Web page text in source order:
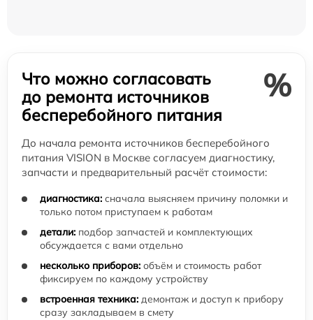
Что можно согласовать
до ремонта источников
бесперебойного питания
%
До начала ремонта источников бесперебойного
питания VISION в Москве согласуем диагностику,
запчасти и предварительный расчёт стоимости:
диагностика: сначала выясняем причину поломки и
только потом приступаем к работам
детали: подбор запчастей и комплектующих
обсуждается с вами отдельно
несколько приборов: объём и стоимость работ
фиксируем по каждому устройству
встроенная техника: демонтаж и доступ к прибору
сразу закладываем в смету